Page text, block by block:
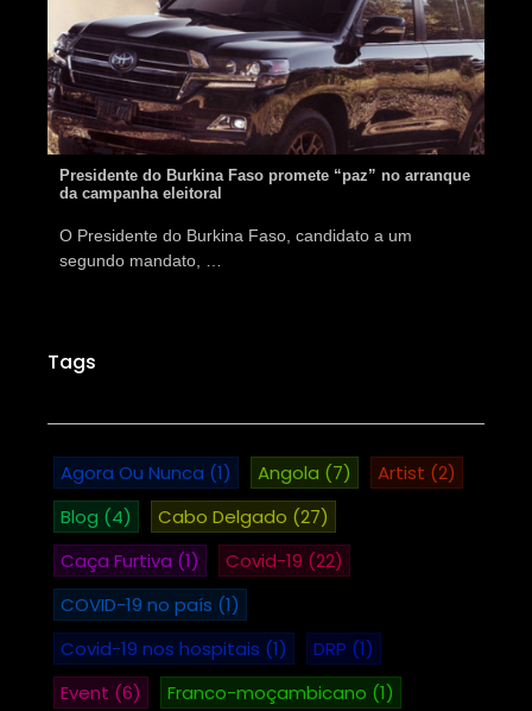
Fotos
Presidente do Burkina Faso promete “paz” no arranque
da campanha eleitoral
O Presidente do Burkina Faso, candidato a um
segundo mandato, …
Tags
Agora Ou Nunca (1) Angola (7) Artist (2)
Blog (4) Cabo Delgado (27)
Caça Furtiva (1) Covid-19 (22)
COVID-19 no país (1)
Covid-19 nos hospitais (1) DRP (1)
Event (6) Franco-moçambicano (1)